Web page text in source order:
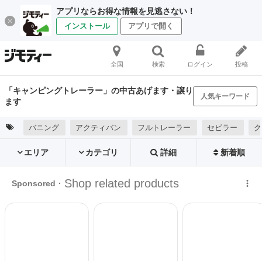
アプリならお得な情報を見逃さない！
インストール アプリで開く
全国 検索 ログイン 投稿
「キャンピングトレーラー」の中古あげます・譲り
ます
人気キーワード
バニング アクティバン フルトレーラー セビラー
エリア カテゴリ 詳細 新着順